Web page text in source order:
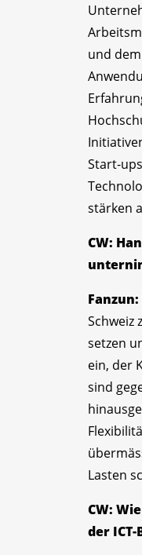
und
Start-
stärken
CW:
Fanzun:
Schweiz
setzen
ein, der
sind
Lasten
CW:
der